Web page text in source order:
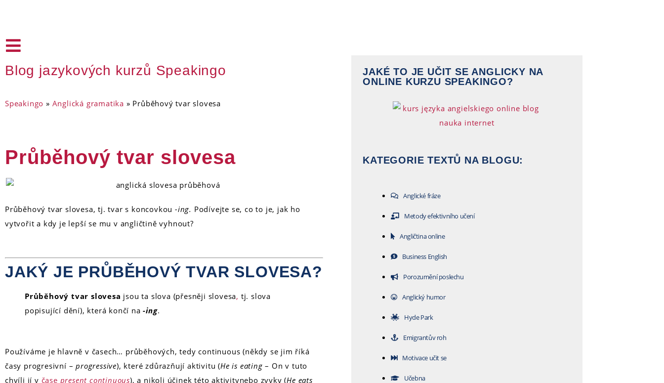
Blog jazykových kurzů Speakingo
Speakingo » Anglická gramatika » Průběhový tvar slovesa
Průběhový tvar slovesa
Průběhový tvar slovesa, tj. tvar s koncovkou -ing. Podívejte se, co to je, jak ho
vytvořit a kdy je lepší se mu v angličtině vyhnout?
JAKÝ JE PRŮBĚHOVÝ TVAR SLOVESA?
Průběhový tvar slovesa jsou ta slova (přesněji slovesa, tj. slova
popisující dění), která končí na-ing.
Používáme je hlavně v časech… průběhových, tedy continuous (někdy se jim říká
časy progresivní –progressive), které zdůrazňují aktivitu (He is eating – On v tuto
chvíli jí v čase present continuous), a nikoli účinek této aktivitynebo zvyky (He eats
JAKÉ TO JE UČIT SE ANGLICKY NA
ONLINE KURZU SPEAKINGO?
KATEGORIE TEXTŮ NA BLOGU:
Anglické fráze
Metody efektivního učení
Angličtina online
Business English
Porozumění poslechu
Anglický humor
Hyde Park
Emigrantův roh
Motivace učit se
Učebna